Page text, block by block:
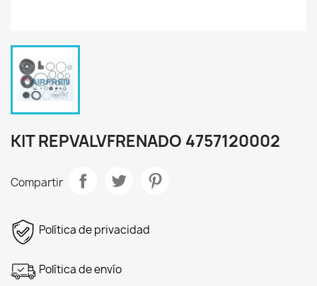
KIT REPVALVFRENADO 4757120002
Compartir
Política de privacidad
Política de envío